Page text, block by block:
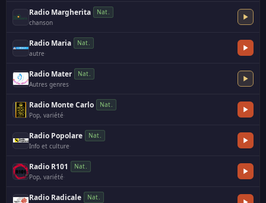
Radio Margherita
Nat.
chanson
Radio Maria
Nat.
autre·
Radio Mater
Nat.
Autres genres·
Radio Monte Carlo
Nat.
Pop, variété·
Radio Popolare
Nat.
Info et culture·
Radio R101
Nat.
Pop, variété·
Radio Radicale
Nat.